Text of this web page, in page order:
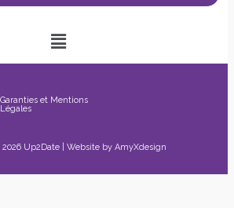
Garanties et Mentions
Légales
Up2Date | Website by AmyXdesign